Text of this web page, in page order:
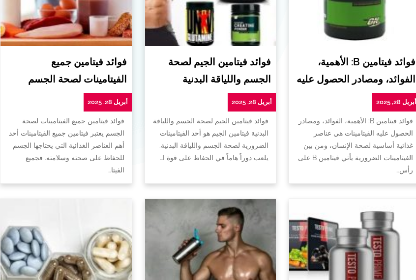
فوائد فيتامين B: الأهمية،
الفوائد، ومصادر الحصول عليه
أبريل 28, 2025
فوائد فيتامين B: الأهمية، الفوائد، ومصادر
الحصول عليه الفيتامينات هي عناصر
غذائية أساسية لصحة الإنسان، ومن بين
الفيتامينات الضرورية يأتي فيتامين B على
رأس…
فوائد فيتامين الجيم لصحة
الجسم واللياقة البدنية
أبريل 28, 2025
فوائد فيتامين الجيم لصحة الجسم واللياقة
البدنية فيتامين الجيم هو أحد الفيتامينات
الضرورية لصحة الجسم واللياقة البدنية.
يلعب دوراً هاماً في الحفاظ على قوة ا…
فوائد فيتامين جميع
الفيتامينات لصحة الجسم
أبريل 28, 2025
فوائد فيتامين جميع الفيتامينات لصحة
الجسم يعتبر فيتامين جميع الفيتامينات أحد
أهم العناصر الغذائية التي يحتاجها الجسم
للحفاظ على صحته وسلامته. فجميع
الفيتا…